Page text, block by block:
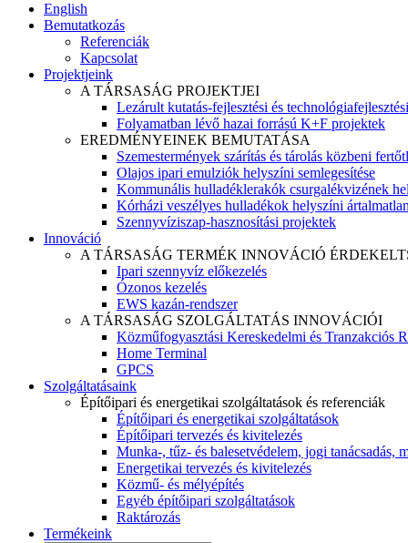
English
Bemutatkozás
Referenciák
Kapcsolat
Projektjeink
A TÁRSASÁG PROJEKTJEI
Lezárult kutatás-fejlesztési és
Folyamatban lévő hazai forrású K+F projektek
EREDMÉNYEINEK BEMUTATÁSA
Szemestermények szárítás és tárolás közbeni
Olajos ipari emulziók helyszíni semlegesítése
Kommunális hulladéklerakók csurgalékvizének
Kórházi veszélyes hulladékok helyszíni
Szennyvíziszap-hasznosítási projektek
Innováció
A TÁRSASÁG TERMÉK INNOVÁCIÓ
Ipari szennyvíz előkezelés
Ózonos kezelés
EWS kazán-rendszer
A TÁRSASÁG SZOLGÁLTATÁS INNOVÁCIÓI
Közműfogyasztási Kereskedelmi és Tranzakciós
Home Terminal
GPCS
Szolgáltatásaink
Építőipari és energetikai szolgáltatások és referenciák
Építőipari és energetikai szolgáltatások
Építőipari tervezés és kivitelezés
Munka-, tűz- és balesetvédelem, jogi tanácsadás,
Energetikai tervezés és kivitelezés
Közmű- és mélyépítés
Egyéb építőipari szolgáltatások
Raktározás
Termékeink